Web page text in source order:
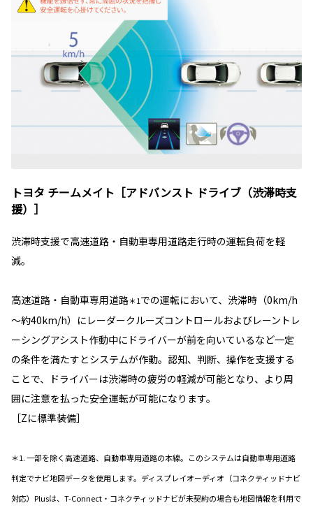
トヨタ チームメイト［アドバンスト ドライブ（渋滞時支
援）］
渋滞時支援で高速道路・自動車専用道路走行時の運転負荷を軽
減。
高速道路・自動車専用道路＊1での運転において、渋滞時（0km/h
～約40km/h）にレーダークルーズコントロールおよびレーントレ
ーシングアシスト作動中にドライバーが前を向いているなど一定
の条件を満たすとシステムが作動。認知、判断、操作を支援する
ことで、ドライバーは渋滞時の疲労の軽減が可能となり、より周
囲に注意を払った安全運転が可能になります。
［Zに標準装備］
＊1. 一部を除く高速道路、自動車専用道路の本線。このシステムは自動車専用道路
判定でナビ地図データを使用します。ディスプレイオーディオ（コネクティッドナビ
対応）Plusは、T-Connect・コネクティッドナビが未契約の場合も地図情報を利用で